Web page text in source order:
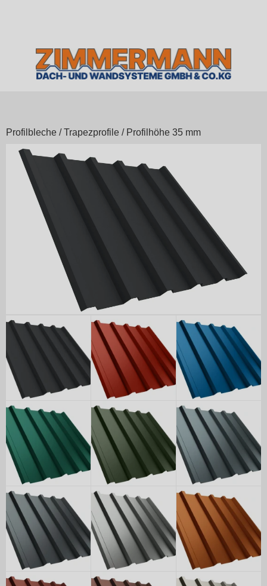
Profilbleche /Trapezprofile / Profilhöhe 35 mm